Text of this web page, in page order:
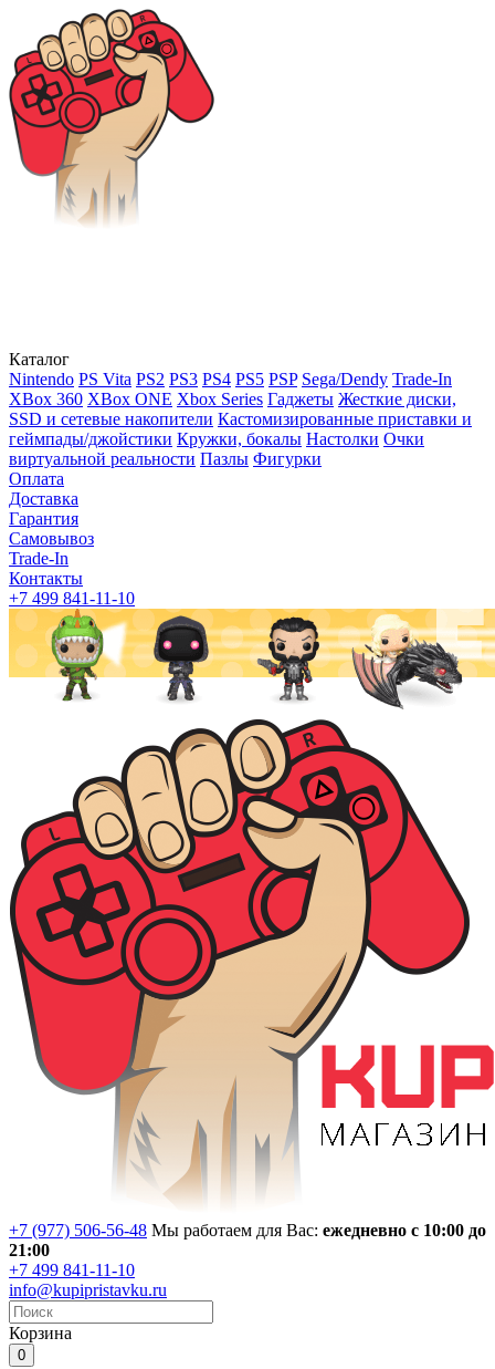
Каталог
Nintendo PS Vita PS2 PS3 PS4 PS5 PSP Sega/Dendy Trade-In
XBox 360 XBox ONE Xbox Series Гаджеты Жесткие диски,
SSD и сетевые накопители Кастомизированные приставки и
геймпады/джойстики Кружки, бокалы Настолки Очки
виртуальной реальности Пазлы Фигурки
Оплата
Доставка
Гарантия
Самовывоз
Trade-In
Контакты
+7 499 841-11-10
+7 (977) 506-56-48 Мы работаем для Вас: ежедневно с 10:00 до
21:00
+7 499 841-11-10
info@kupipristavku.ru
Корзина
0